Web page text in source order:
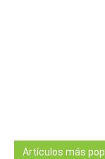
Artículos más